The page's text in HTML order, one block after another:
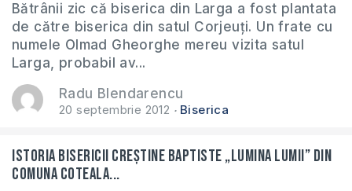
Bătrânii zic că biserica din Larga a fost plantata
de către biserica din satul Corjeuți. Un frate cu
numele Olmad Gheorghe mereu vizita satul
Larga, probabil av...
Radu Blendarencu
20 septembrie 2012 Biserica
Istoria Bisericii Creștine Baptiste „Lumina Lumii” din
comuna Coteala...